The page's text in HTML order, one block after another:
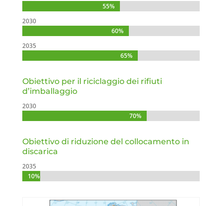
55%
55%
2030
60%
60%
2035
65%
65%
Obiettivo per il riciclaggio dei rifiuti
d’imballaggio
2030
70%
70%
Obiettivo di riduzione del collocamento in
discarica
2035
10%
10%